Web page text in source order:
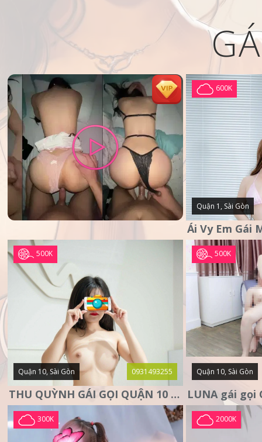
600K
Quận 1, Sài Gòn
500K
Quận 10, Sài Gòn 0931493255
THU QUỲNH GÁI GỌI QUẬN 10 – MẶT XINH DA TRẮNG – SANG
500K
Quận 10, Sài Gòn
300K 2000K